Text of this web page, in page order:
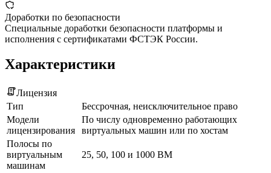
Доработки по безопасности
Специальные доработки безопасности платформы и
исполнения с сертификатами ФСТЭК России.
Характеристики
Лицензия
Тип
Бессрочная, неисключительное право
Модели
лицензирования
По числу одновременно работающих
виртуальных машин или по хостам
Полосы по
виртуальным
машинам
25, 50, 100 и 1000 ВМ